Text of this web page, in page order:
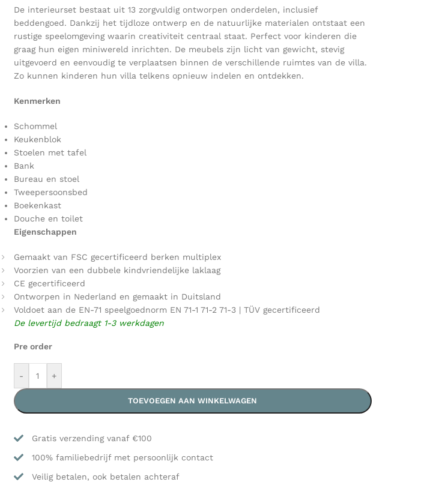
De interieurset bestaat uit 13 zorgvuldig ontworpen onderdelen, inclusief
beddengoed. Dankzij het tijdloze ontwerp en de natuurlijke materialen ontstaat een
rustige speelomgeving waarin creativiteit centraal staat. Perfect voor kinderen die
graag hun eigen miniwereld inrichten. De meubels zijn licht van gewicht, stevig
uitgevoerd en eenvoudig te verplaatsen binnen de verschillende ruimtes van de villa.
Zo kunnen kinderen hun villa telkens opnieuw indelen en ontdekken.
Kenmerken
Schommel
Keukenblok
Stoelen met tafel
Bank
Bureau en stoel
Tweepersoonsbed
Boekenkast
Douche en toilet
Eigenschappen
Gemaakt van FSC gecertificeerd berken multiplex
Voorzien van een dubbele kindvriendelijke laklaag
CE gecertificeerd
Ontworpen in Nederland en gemaakt in Duitsland
Voldoet aan de EN-71 speelgoednorm EN 71-1 71-2 71-3 | TÜV gecertificeerd
De levertijd bedraagt 1-3 werkdagen
Pre order
- +
TOEVOEGEN AAN WINKELWAGEN
Gratis verzending vanaf €100
100% familiebedrijf met persoonlijk contact
Veilig betalen, ook betalen achteraf